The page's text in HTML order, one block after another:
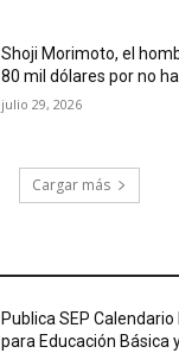
Shoji Morimoto, el
80 mil dólares por no
julio 29, 2026
Cargar más
Publica SEP
para Educación Básica